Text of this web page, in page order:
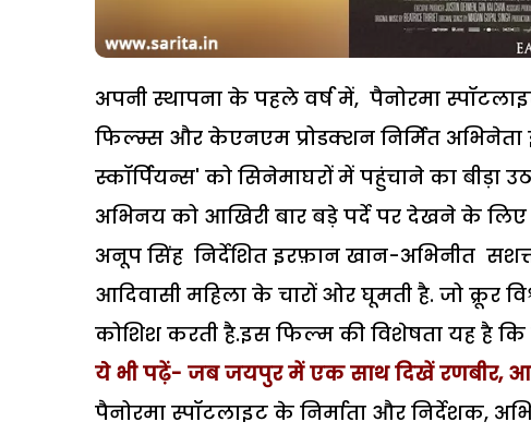
अपनी स्थापना के पहले वर्ष में, पैनोरमा
फिल्म्स और केएनएम प्रोडक्शन निर्मित
स्कॉर्पियन्स' को सिनेमाघरों में पहुंचाने का बीड़ा
अभिनय को आखिरी बार बड़े पर्दे पर देखने के
अनूप सिंह निर्देशित इरफ़ान खान-अभिनीत
आदिवासी महिला के चारों ओर घूमती है. जो क्रूर
कोशिश करती है.इस फिल्म की विशेषता यह है
ये भी पढ़ें- जब जयपुर में एक साथ दिखें रणबीर,
पैनोरमा स्पॉटलाइट के निर्माता और निर्देशक,